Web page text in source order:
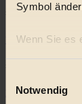
Symbol
Wenn Sie es
Erfahren Sie
Notwendig
Vegan
Lebensmittel